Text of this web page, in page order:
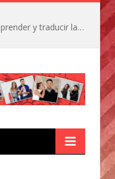
La IA está acercándonos a comprender y traducir las vocalizaciones y comportamientos de nuestras mascotas